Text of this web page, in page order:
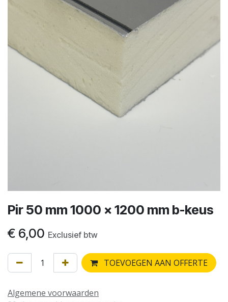
Pir 50 mm 1000 x 1200 mm b-keus
€ 6,00 Exclusief btw
TOEVOEGEN AAN OFFERTE
Algemene voorwaarden